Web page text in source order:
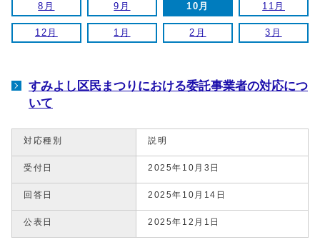
8月 9月 10月 11月
12月 1月 2月 3月
すみよし区民まつりにおける委託事業者の対応につ
いて
対応種別 説明
受付日 2025年10月3日
回答日 2025年10月14日
公表日 2025年12月1日